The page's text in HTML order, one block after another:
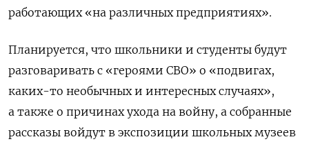
работающих «на различных предприятиях».
Планируется, что школьники и студенты будут
разговаривать с «героями СВО» о «подвигах,
каких-то необычных и интересных случаях»,
а также о причинах ухода на войну, а собранные
рассказы войдут в экспозиции школьных музеев